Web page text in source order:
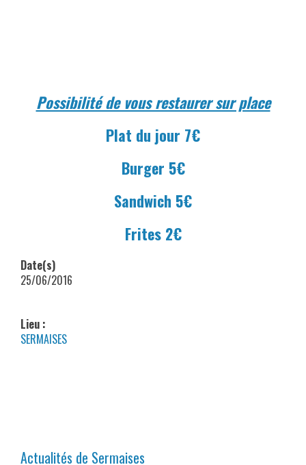
Possibilité de vous restaurer sur place
Plat du jour 7€
Burger 5€
Sandwich 5€
Frites 2€
Date(s)
25/06/2016
Lieu :
SERMAISES
Actualités de Sermaises